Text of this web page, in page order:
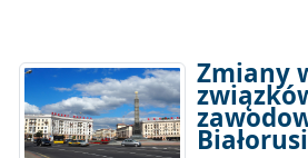
Zmiany
Białorusi